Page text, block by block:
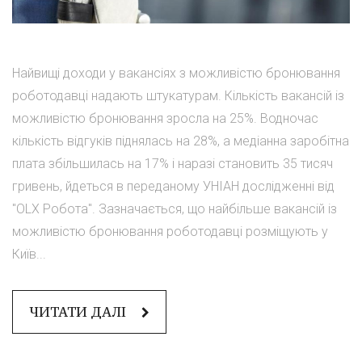
Найвищі доходи у вакансіях з можливістю бронювання
роботодавці надають штукатурам. Кількість вакансій із
можливістю бронювання зросла на 25%. Водночас
кількість відгуків піднялась на 28%, а медіанна заробітна
плата збільшилась на 17% і наразі становить 35 тисяч
гривень, йдеться в переданому УНІАН дослідженні від
"OLX Робота". Зазначається, що найбільше вакансій із
можливістю бронювання роботодавці розміщують у
Київ...
ЧИТАТИ ДАЛІ